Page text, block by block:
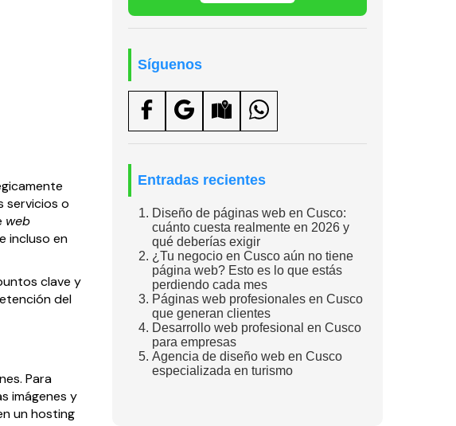
servicios o
web
incluso en
clave y
del
Para
imágenes y
un hosting
Síguenos
Entradas recientes
Diseño de páginas web en Cusco:
cuánto cuesta realmente en 2026 y
qué deberías exigir
¿Tu negocio en Cusco aún no tiene
página web? Esto es lo que estás
perdiendo cada mes
Páginas web profesionales en Cusco
que generan clientes
Desarrollo web profesional en Cusco
para empresas
Agencia de diseño web en Cusco
especializada en turismo